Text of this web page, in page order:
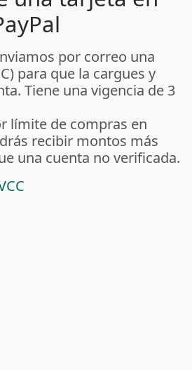
por correo una
para que la cargues y
Tiene una vigencia de 3
límite de compras en
recibir montos más
una cuenta no verificada.